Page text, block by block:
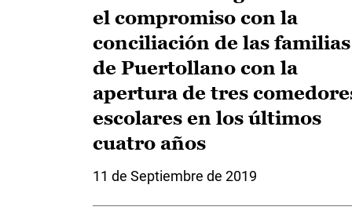
el compromiso con la
conciliación de las familias
de Puertollano con la
apertura de tres
escolares en los últimos
cuatro años
11 de Septiembre de 2019